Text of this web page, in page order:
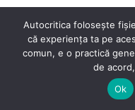
Autocritica folosește
că experiența ta pe
comun, e o practică
de
Ok